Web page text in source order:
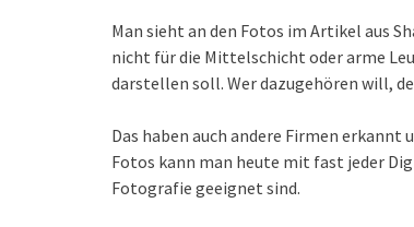
Man sieht an den Fotos im Artikel aus
nicht für die Mittelschicht oder arme
darstellen soll. Wer dazugehören will,
Das haben auch andere Firmen
Fotos kann man heute mit fast jeder
Fotografie geeignet sind.